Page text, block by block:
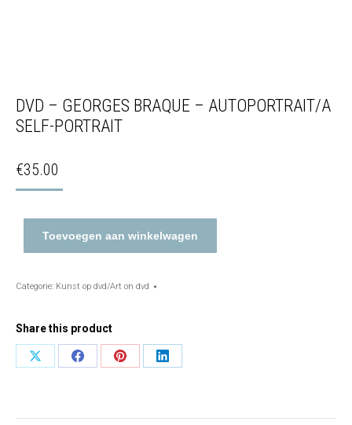
DVD – GEORGES BRAQUE – AUTOPORTRAIT/A
SELF-PORTRAIT
€35.00
Toevoegen aan winkelwagen
Categorie: Kunst op dvd/Art on dvd
Share this product
Share
Share
Share
Share